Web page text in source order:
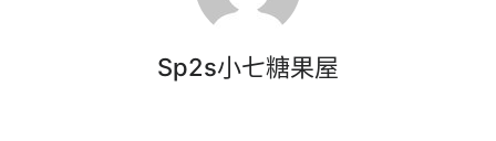
Sp2s小七糖果屋